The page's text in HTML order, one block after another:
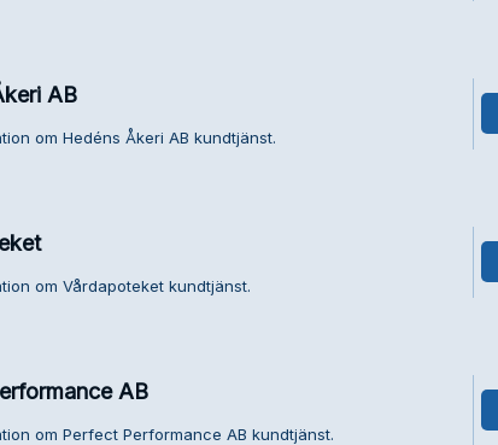
AB
om Hedéns Åkeri AB kundtjänst.
om Vårdapoteket kundtjänst.
AB
om Perfect Performance AB kundtjänst.